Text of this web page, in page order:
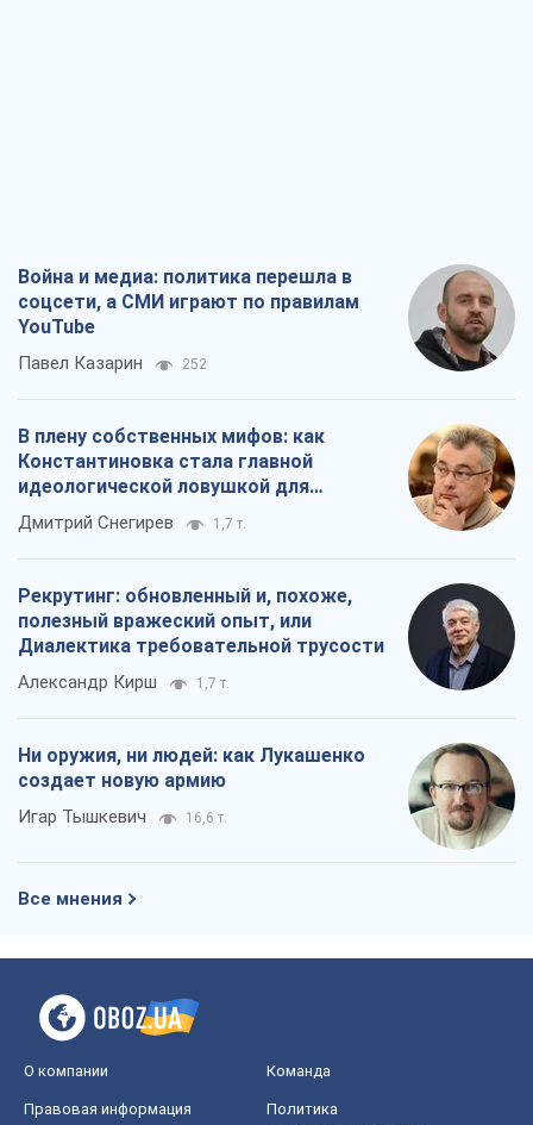
Война и медиа: политика перешла в
соцсети, а СМИ играют по правилам
YouTube
Павел Казарин 252
В плену собственных мифов: как
Константиновка стала главной
идеологической ловушкой для
российских оккупантов
Дмитрий Снегирев 1,7 т.
Рекрутинг: обновленный и, похоже,
полезный вражеский опыт, или
Диалектика требовательной трусости
Александр Кирш 1,7 т.
Ни оружия, ни людей: как Лукашенко
создает новую армию
Игар Тышкевич 16,6 т.
Все мнения
О компании Команда
Правовая информация
Политика